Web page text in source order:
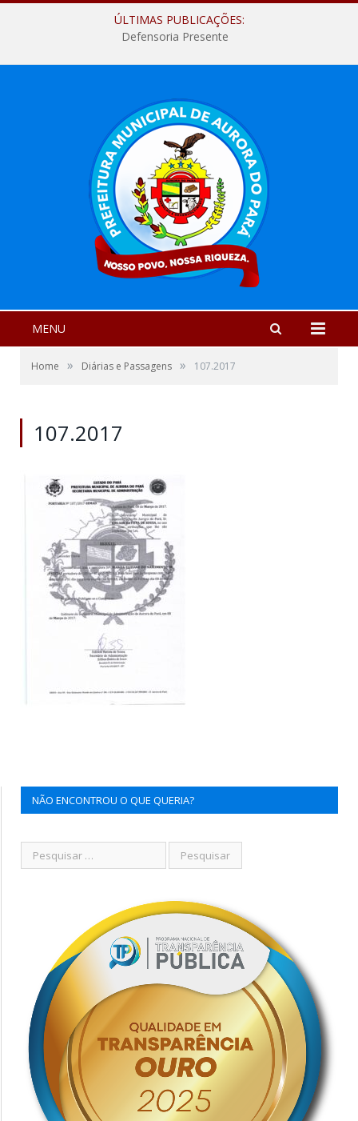
ÚLTIMAS PUBLICAÇÕES:
Defensoria Presente
MENU
Home » Diárias e Passagens » 107.2017
107.2017
NÃO ENCONTROU O QUE QUERIA?